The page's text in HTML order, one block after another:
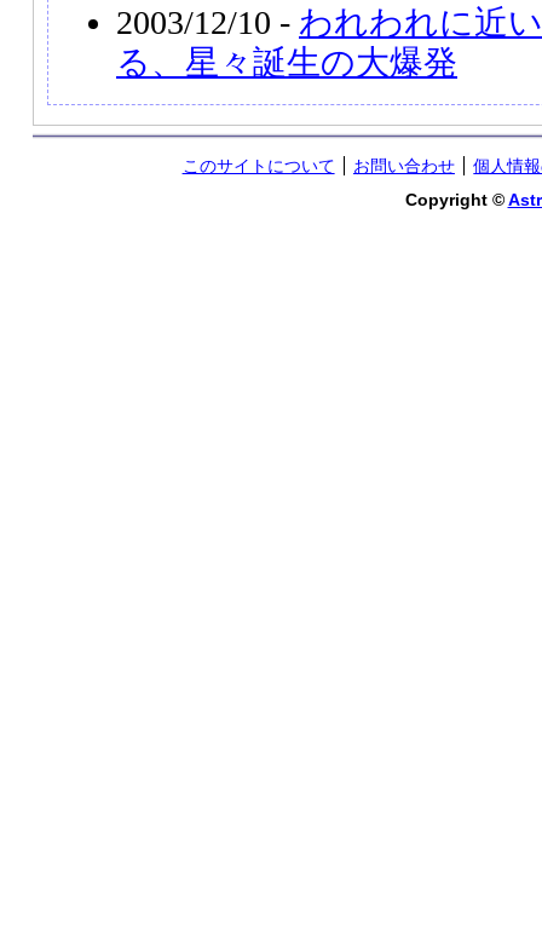
2003/12/10 - われわれに近
る、星々誕生の大爆発
このサイトについて お問い合わせ
個人情
Copyright ©